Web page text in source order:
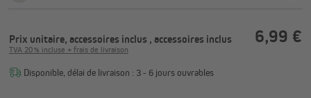
Prix unitaire, accessoires inclus , accessoires inclus 6,99 €
TVA 20 % incluse + frais de livraison
Disponible, délai de livraison : 3 - 6 jours ouvrables